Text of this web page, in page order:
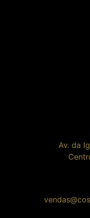
Av. da